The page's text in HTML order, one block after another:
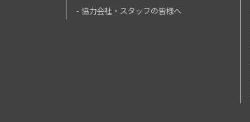
- 協力会社・スタッフの皆様へ